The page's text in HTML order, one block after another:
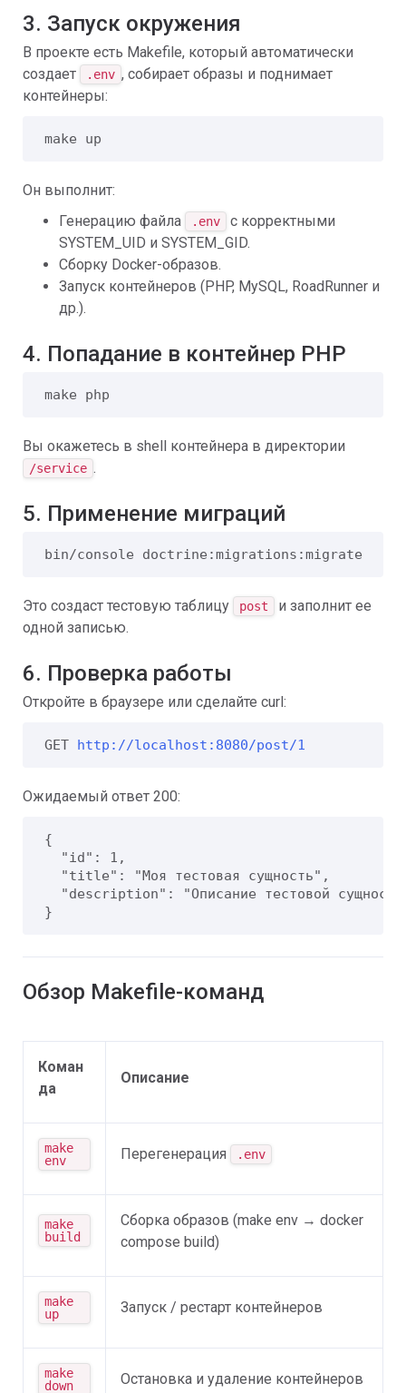
3. Запуск окружения
В проекте есть Makefile, который автоматически
создает
.env , собирает образы и поднимает
контейнеры:
make up
Он выполнит:
Генерацию файла
.env
с корректными
SYSTEM_UID и SYSTEM_GID.
Сборку Docker-образов.
Запуск контейнеров (PHP, MySQL, RoadRunner и
др.).
4. Попадание в контейнер PHP
make php
Вы окажетесь в shell контейнера в директории
/service .
5. Применение миграций
bin/console doctrine:migrations:migrate
Это создаст тестовую таблицу post
и заполнит ее
одной записью.
6. Проверка работы
Откройте в браузере или сделайте curl:
GET http://localhost:8080/post/1
Ожидаемый ответ 200:
{
  "id": 1,
  "title": "Моя тестовая сущность",
"description": "Описание тестовой
}
Обзор Makefile-команд
Коман
да
Описание
make
env
Перегенерация .env
make
build
Сборка образов (make env → docker
compose build)
make
up
Запуск / рестарт контейнеров
make
down
Остановка и удаление контейнеров